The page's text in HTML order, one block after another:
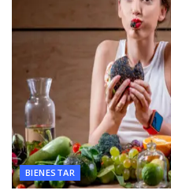
BIENESTAR